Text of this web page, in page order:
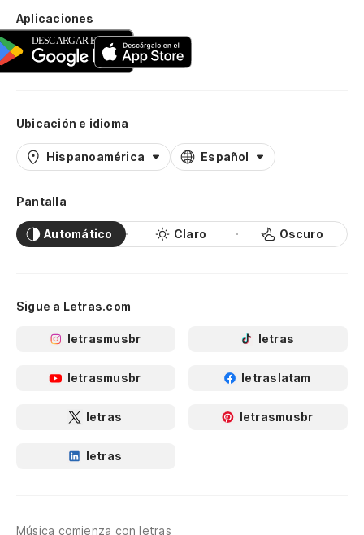
Aplicaciones
Ubicación e idioma
Hispanoamérica Español
Pantalla
Automático Claro Oscuro
Sigue a Letras.com
letrasmusbr letras
letrasmusbr letraslatam
letras letrasmusbr
letras
Música comienza con letras